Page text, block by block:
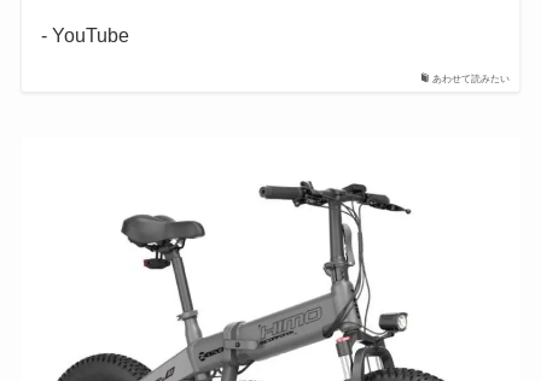
あわせて読みたい
- YouTube